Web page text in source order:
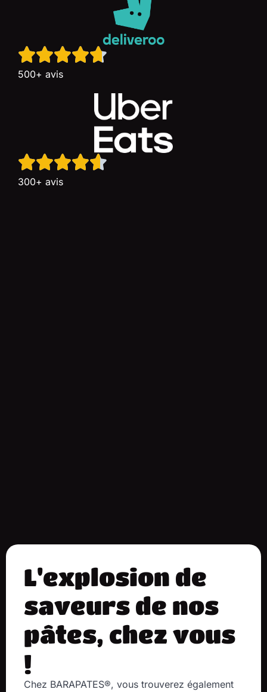
500+ avis
300+ avis
L'explosion de
saveurs de nos
pâtes, chez vous
!
Chez BARAPATES®, vous trouverez également